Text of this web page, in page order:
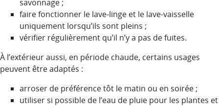
savonnage ;
faire fonctionner le lave-linge et le lave-vaisselle
uniquement lorsqu’ils sont pleins ;
vérifier régulièrement qu’il n’y a pas de fuites.
À l’extérieur aussi, en période chaude, certains usages
peuvent être adaptés :
arroser de préférence tôt le matin ou en soirée ;
utiliser si possible de l’eau de pluie pour les plantes et